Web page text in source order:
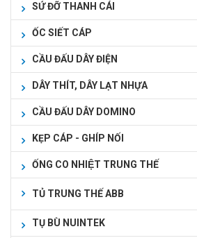
SỨ ĐỠ THANH CÁI
ỐC SIẾT CÁP
CẦU ĐẤU DÂY ĐIỆN
DÂY THÍT, DÂY LẠT NHỰA
CẦU ĐẤU DÂY DOMINO
KẸP CÁP - GHÍP NỐI
ỐNG CO NHIỆT TRUNG THẾ
TỦ TRUNG THẾ ABB
TỤ BÙ NUINTEK